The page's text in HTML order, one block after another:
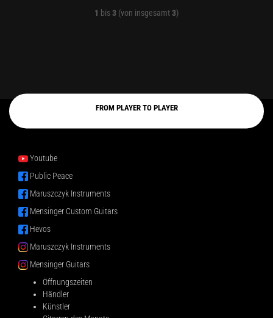
1 bis3 (von insgesamt3)
FROM PLAYER TO PLAYER
Youtube
Public Peace
Maruszczyk Instruments
Mensinger Custom Guitars
Hevos
Maruszczyk Instruments
Mensinger Guitars
Öffnungszeiten
Händler
Künstler